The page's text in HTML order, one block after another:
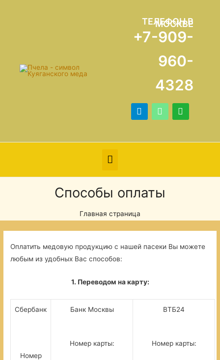
ТЕЛЕФОН В
МОСКВЕ
+7-909-
960-
4328
Способы оплаты
Главная страница
Оплатить медовую продукцию с нашей пасеки Вы можете
любым из удобных Вас способов:
1. Переводом на карту:
Сбербанк
Номер
Банк Москвы
Номер карты:
ВТБ24
Номер карты: